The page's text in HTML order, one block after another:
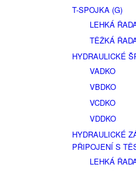
T-SPOJKA (G)
LEHKÁ
TĚŽKÁ
HYDRAULICKÉ
VADKO
VBDKO
VCDKO
VDDKO
HYDRAULICKÉ
PŘIPOJENÍ S
LEHKÁ